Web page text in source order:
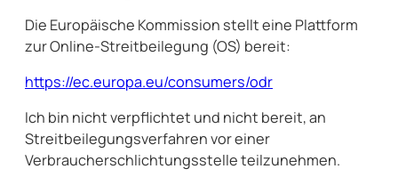
Die Europäische Kommission stellt eine Plattform
zur Online-Streitbeilegung (OS) bereit:
https://ec.europa.eu/consumers/odr
Ich bin nicht verpflichtet und nicht bereit, an
Streitbeilegungsverfahren vor einer
Verbraucherschlichtungsstelle teilzunehmen.